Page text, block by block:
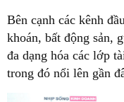
Bên cạnh các kênh
khoán, bất động sản,
đa dạng hóa các lớp
trong đó nổi lên gần